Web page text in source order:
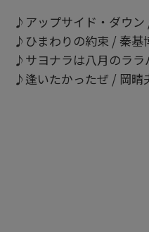
♪アップサイド・ダウ
♪ひまわりの約束 / 秦基
♪サヨナラは八月のララ
♪逢いたかったぜ / 岡晴